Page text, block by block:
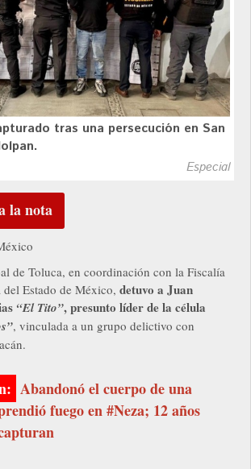
tras una persecución en San
Especial
la nota
de Toluca, en coordinación con la Fiscalía
Estado de México, detuvo a Juan
“El Tito”, presunto líder de la célula
, vinculada a un grupo delictivo con
Abandonó el cuerpo de una
fuego en #Neza; 12 años